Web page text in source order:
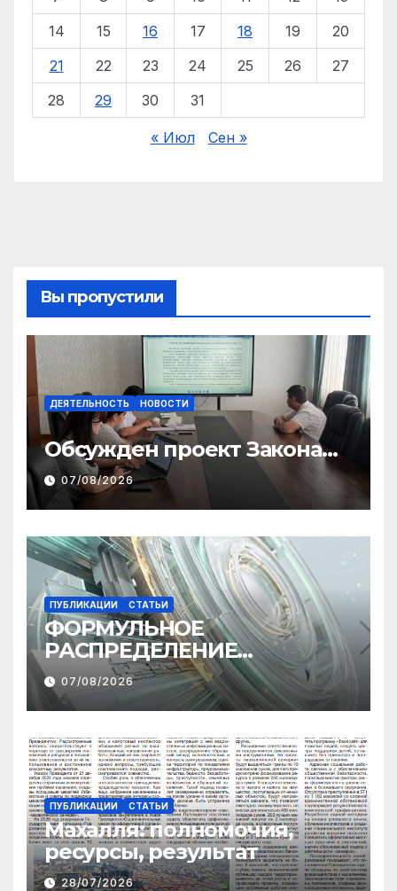
14
15 16 17 18 19
20
21
22 23 24 25 26
27
28
29 30 31
« Июл Сен »
Вы пропустили
ДЕЯТЕЛЬНОСТЬ НОВОСТИ
Обсужден проект Закона
«О финансовом штрафе»
07/08/2026
ПУБЛИКАЦИИ СТАТЬИ
ФОРМУЛЬНОЕ
РАСПРЕДЕЛЕНИЕ
МЕЖБЮДЖЕТНЫХ
ТРАНСФЕРТОВ
07/08/2026
ПУБЛИКАЦИИ СТАТЬИ
Махалля:полномочия,
ресурсы, результат
28/07/2026